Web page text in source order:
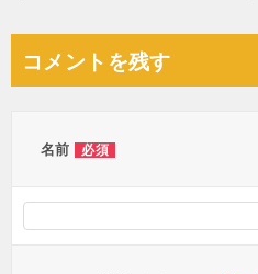
ビ
コメントを残す
名前 必須